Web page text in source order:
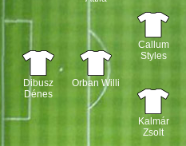
Dibusz
Dénes
Orban Willi
Callum
Styles
Kalmár
Zsolt